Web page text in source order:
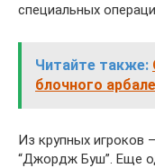
специальных
Читайте также:
блочного
Из крупных игроков
“Джордж Буш”. Еще